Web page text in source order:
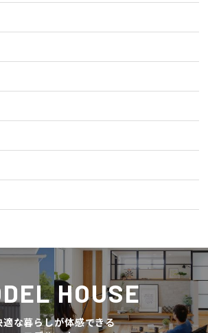
HOUSE
適な暮らしが体感できる